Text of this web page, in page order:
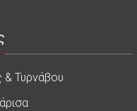
& Τυρνάβου